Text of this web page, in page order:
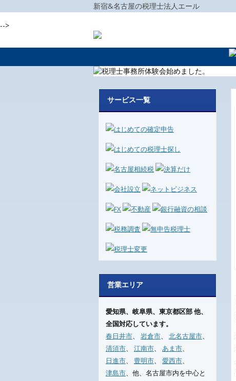
新宿&名古屋の税理士法人エール
-->
サービス一覧
営業エリア
愛知県、岐阜県、東京都区部他、
全国対応しています。
春日井市、 岩倉市、 北名古屋市、
清須市、 江南市、 あま市、
日進市、 豊明市、 愛西市、
津島市、 他、名古屋市内を中心と